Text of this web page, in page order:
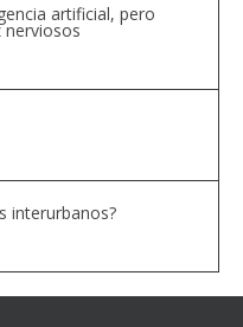
artificial, pero
nerviosos
interurbanos?